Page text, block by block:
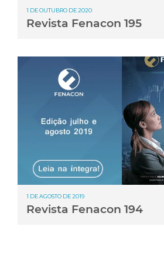
1 DE OUTUBRO DE 2020
Revista Fenacon 195
1 DE AGOSTO DE 2019
Revista Fenacon 194